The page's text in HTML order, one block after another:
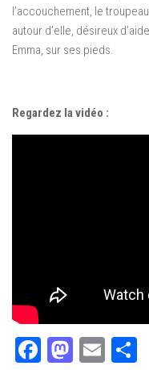
l’accouchement, le
autour d’elle, désireux
Emma, ​​sur ses pieds.
Regardez la vidéo :
Facebook
Email